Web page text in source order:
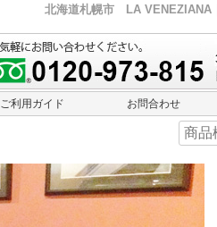
北海道札幌市 LA VENEZIANA
ご利用ガイド お問合わせ